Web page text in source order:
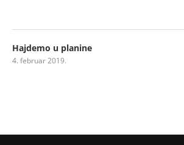
Hajdemo u planine
4. februar 2019.